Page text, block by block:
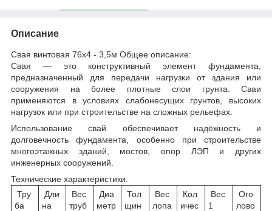
Описание
Свая винтовая 76х4 - 3,5м Общее описание:
Свая — это конструктивный элемент фундамента,
предназначенный для передачи нагрузки от здания или
сооружения на более плотные слои грунта. Сваи
применяются в условиях слабонесущих грунтов, высоких
нагрузок или при строительстве на сложных рельефах.
Использование свай обеспечивает надёжность и
долговечность фундамента, особенно при строительстве
многоэтажных зданий, мостов, опор ЛЭП и других
инженерных сооружений.
Технические характеристики:
Тру
ба
Дли
на
Вес
труб
Диа
метр
Тол
щин
Вес
лопа
Кол
ичес
Вес
1
Ого
лово